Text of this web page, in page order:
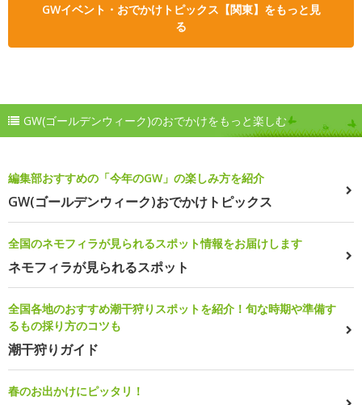
GWイベント・おでかけトピックス【関東】をもっと見
る
GW(ゴールデンウィーク)のおでかけをもっと楽しむ
編集部おすすめの「今年のGW」の楽しみ方を紹介
GW(ゴールデンウィーク)おでかけトピックス
全国のネモフィラが見られるスポット情報をお届けします
ネモフィラが見られるスポット
全国各地のおすすめ潮干狩りスポットを紹介！旬な時期や準備す
るもの採り方のコツも
潮干狩りガイド
春のお出かけにピッタリ！